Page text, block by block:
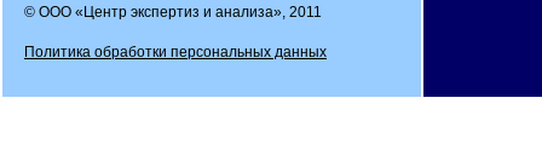
© ООО «Центр экспертиз и анализа», 2011
Политика обработки персональных данных